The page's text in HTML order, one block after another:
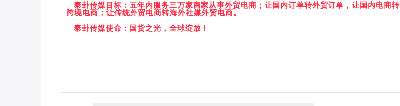
泰卦传媒目标：五年内服务三万家商家从事外贸电商；让国内订单转外贸订单，让国内电商转
跨境电商；让传统外贸电商转海外社媒外贸电商。
泰卦传媒使命：国货之光，全球绽放！